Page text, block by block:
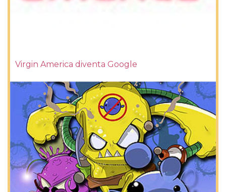
Virgin America diventa Google